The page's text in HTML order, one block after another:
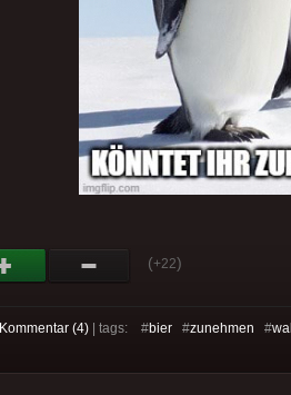
(+22)
Kommentar (4) | tags: #bier #zunehmen #wal